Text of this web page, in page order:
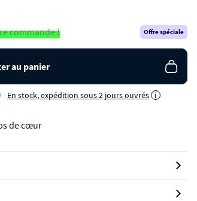
commande ! Offre spéciale
au panier
En stock, expédition sous 2 jours ouvrés i
de cœur